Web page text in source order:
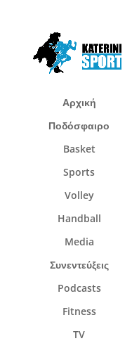
Αρχική
Ποδόσφαιρο
Basket
Sports
Volley
Handball
Media
Συνεντεύξεις
Podcasts
Fitness
TV